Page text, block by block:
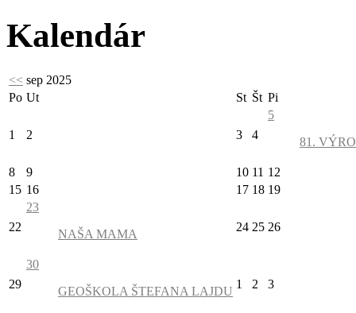
Kalendár
<< sep 2025
Po Ut St Št Pi
1 2 3 4
5
81.
8 9 10 11 12
15 16 17 18 19
22
23
NAŠA MAMA
24 25 26
29
30
GEOŠKOLA ŠTEFANA LAJDU
1 2 3